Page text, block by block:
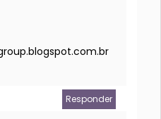
Responder